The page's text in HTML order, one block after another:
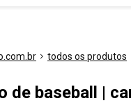
todos os produtos
de baseball |